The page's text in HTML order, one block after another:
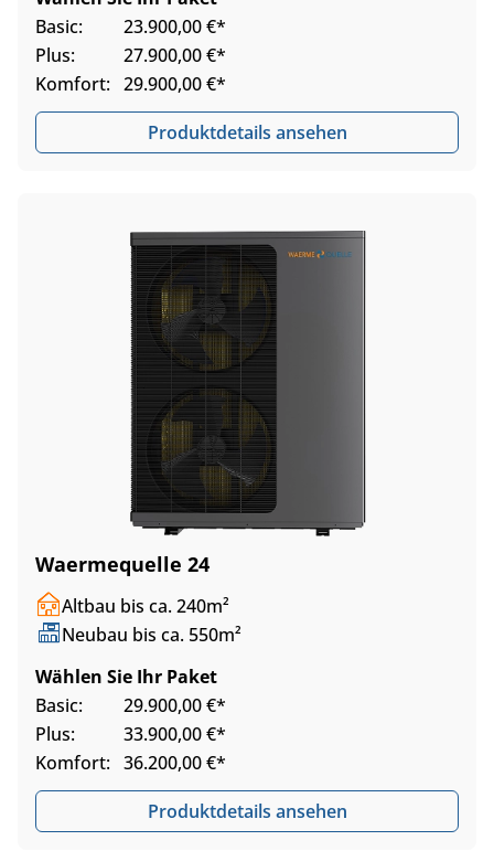
Basic:
23.900,00 €*
Plus:
27.900,00 €*
Komfort: 29.900,00 €*
Produktdetails ansehen
Waermequelle 24
Altbau bis ca. 240m²
Neubau bis ca. 550m²
Wählen Sie Ihr Paket
Basic:
29.900,00 €*
Plus:
33.900,00 €*
Komfort: 36.200,00 €*
Produktdetails ansehen